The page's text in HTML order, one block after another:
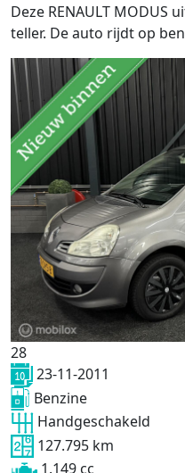
Deze RENAULT MODUS
teller. De auto rijdt op
28
23-11-2011
Benzine
Handgeschakeld
127.795 km
1.149 cc